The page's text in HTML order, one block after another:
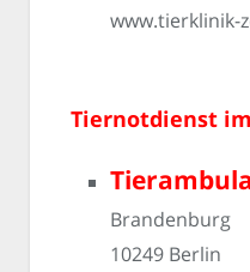
www.tierklinik-
Tiernotdienst
Brandenburg
10249 Berlin